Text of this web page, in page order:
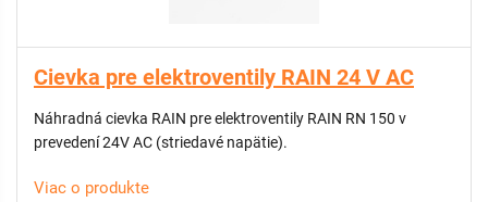
Cievka pre elektroventily RAIN 24 V AC
Náhradná cievka RAIN pre elektroventily RAIN RN 150 v
prevedení 24V AC (striedavé napätie).
Viac o produkte